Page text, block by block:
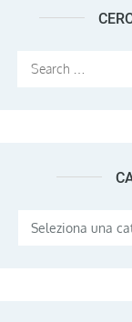
Search
Categorie